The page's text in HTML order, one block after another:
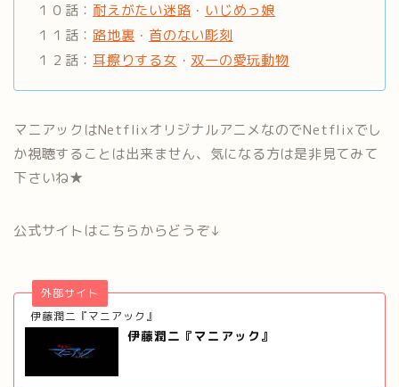
１０話： 耐えがたい迷路 ・ いじめっ娘
１１話： 路地裏 ・ 首のない彫刻
１２話： 耳擦りする女 ・ 双一の愛玩動物
マニアックはNetflixオリジナルアニメなのでNetflixでし
か視聴することは出来ません、気になる方は是非見てみて
下さいね★
公式サイトはこちらからどうぞ↓
伊藤潤二『マニアック』
外部サイト
伊藤潤二『マニアック』